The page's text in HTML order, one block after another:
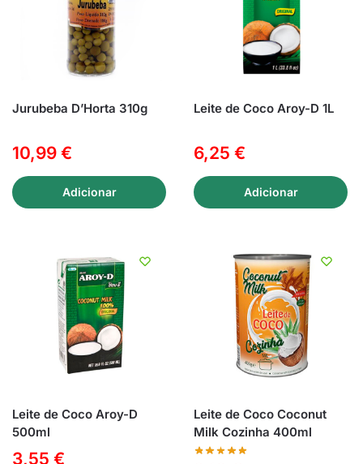
Jurubeba D’Horta 310g
10,99 €
Adicionar
Leite de Coco Aroy-D 1L
6,25 €
Adicionar
Leite de Coco Aroy-D
500ml
3,55 €
Leite de Coco Coconut
Milk Cozinha 400ml